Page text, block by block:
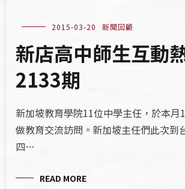
2015-03-20 新聞回顧
新店高中師生互動
2133期
新加坡教育學院11位中學主任，於本月
做教育交流訪問。新加坡主任們此次到
四…
READ MORE